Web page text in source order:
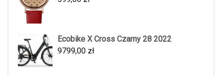
Ecobike X Cross Czarny 28 2022
9799,00 zł